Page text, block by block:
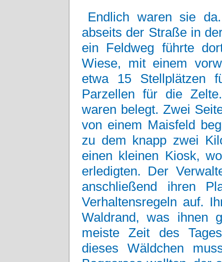
Endlich waren sie
abseits der Straße in
ein Feldweg führte
Wiese, mit einem
etwa 15 Stellplätzen
Parzellen für die
waren belegt. Zwei
von einem Maisfeld
zu dem knapp zwei
einen kleinen Kiosk,
erledigten. Der
anschließend ihren
Verhaltensregeln auf.
Waldrand, was ihnen
meiste Zeit des
dieses Wäldchen